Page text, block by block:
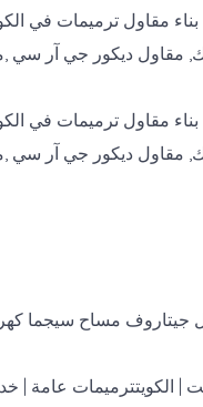
مقاول ترميمات في
مقاول ديكور جي آر
مقاول ترميمات في
مقاول ديكور جي آر
جيتاروف مساح سيجما
| الكويتترميمات عامة |